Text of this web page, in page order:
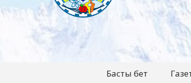
Басты бет